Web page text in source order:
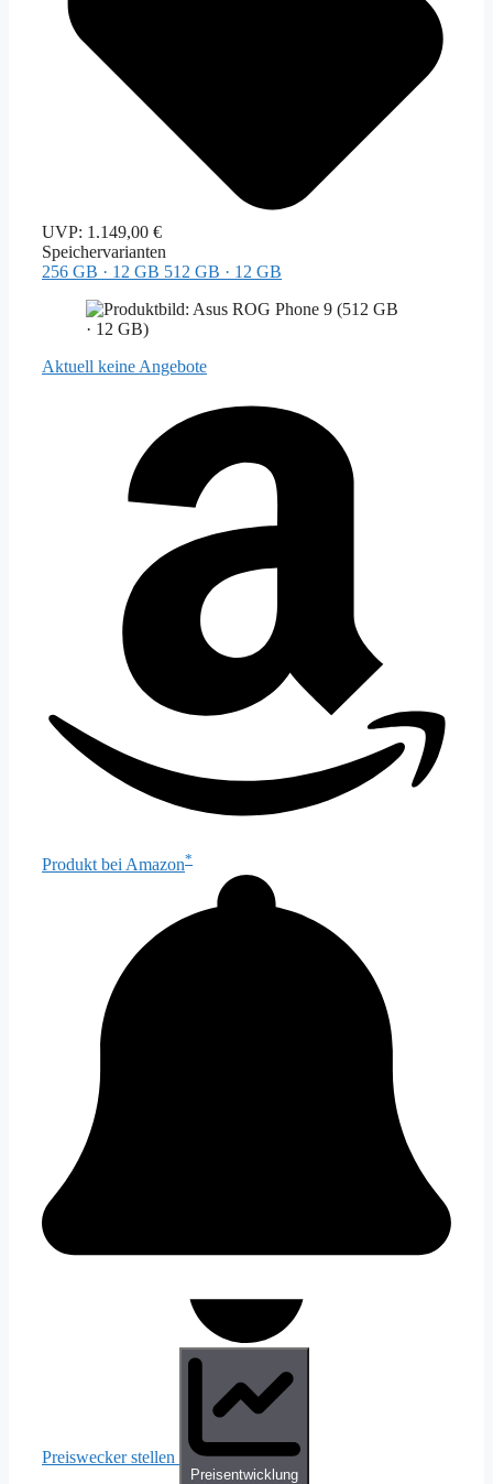
UVP: 1.149,00 €
Speichervarianten
256 GB · 12 GB 512 GB · 12 GB
Aktuell keine Angebote
Produkt bei Amazon*
Preiswecker stellen
Preisentwicklung